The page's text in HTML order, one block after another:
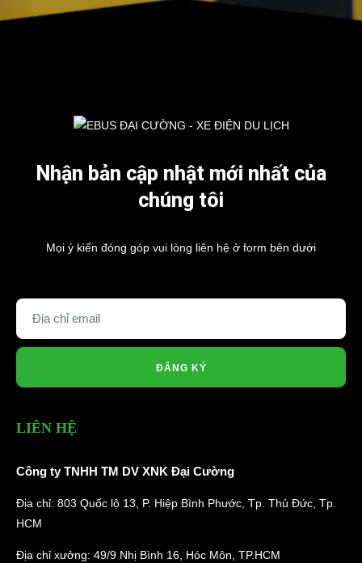
Nhận bản cập nhật mới nhất của
chúng tôi
Mọi ý kiến đóng góp vui lòng liên hệ ở form bên dưới
ĐĂNG KÝ
LIÊN HỆ
Công ty TNHH TM DV XNK Đại Cường
Địa chỉ: 803 Quốc lộ 13, P. Hiệp Bình Phước, Tp. Thủ Đức, Tp.
HCM
Địa chỉ xưởng: 49/9 Nhị Bình 16, Hóc Môn, TP.HCM